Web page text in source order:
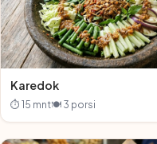
Karedok
⏱ 15 mnt🍽 3 porsi